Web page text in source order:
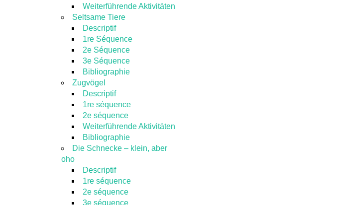
Weiterführende Aktivitäten
Seltsame Tiere
Descriptif
1re Séquence
2e Séquence
3e Séquence
Bibliographie
Zugvögel
Descriptif
1re séquence
2e séquence
Weiterführende Aktivitäten
Bibliographie
Die Schnecke – klein, aber
oho
Descriptif
1re séquence
2e séquence
3e séquence